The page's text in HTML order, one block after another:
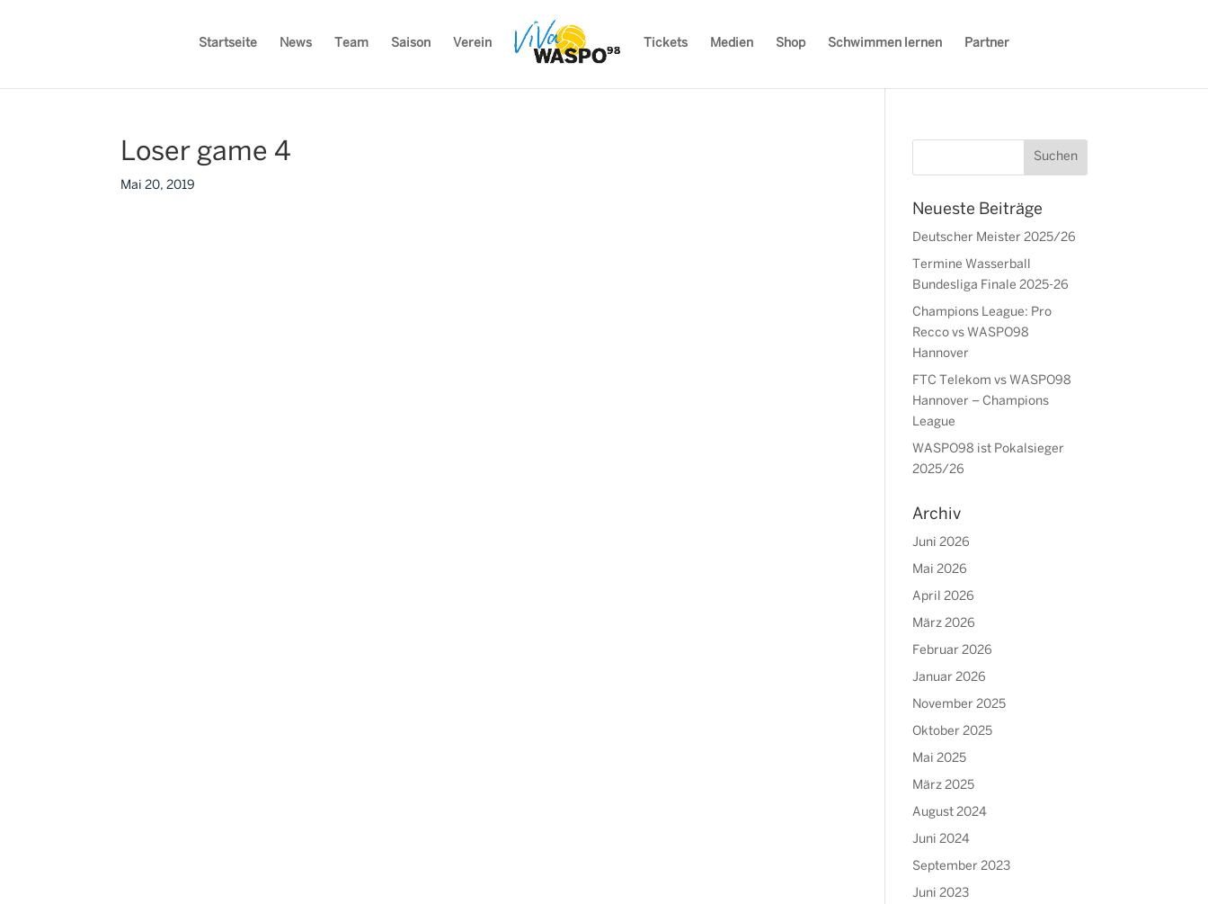
Startseite News Team Saison Verein Tickets Medien Shop Schwimmen lernen Partner
Loser game 4
Mai 20, 2019
Neueste Beiträge
Deutscher Meister 2025/26
Termine Wasserball
Bundesliga Finale 2025-26
Champions League: Pro
Recco vs WASPO98
Hannover
FTC Telekom vs WASPO98
Hannover – Champions
League
WASPO98 ist Pokalsieger
2025/26
Archiv
Juni 2026
Mai 2026
April 2026
März 2026
Februar 2026
Januar 2026
November 2025
Oktober 2025
Mai 2025
März 2025
August 2024
Juni 2024
September 2023
Juni 2023